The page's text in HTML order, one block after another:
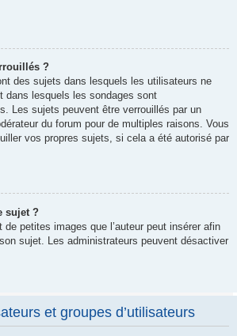
?
des sujets dans lesquels les utilisateurs ne
dans lesquels les sondages sont
Les sujets peuvent être verrouillés par un
du forum pour de multiples raisons. Vous
vos propres sujets, si cela a été autorisé par
sujet ?
petites images que l’auteur peut insérer afin
sujet. Les administrateurs peuvent désactiver
et groupes d’utilisateurs